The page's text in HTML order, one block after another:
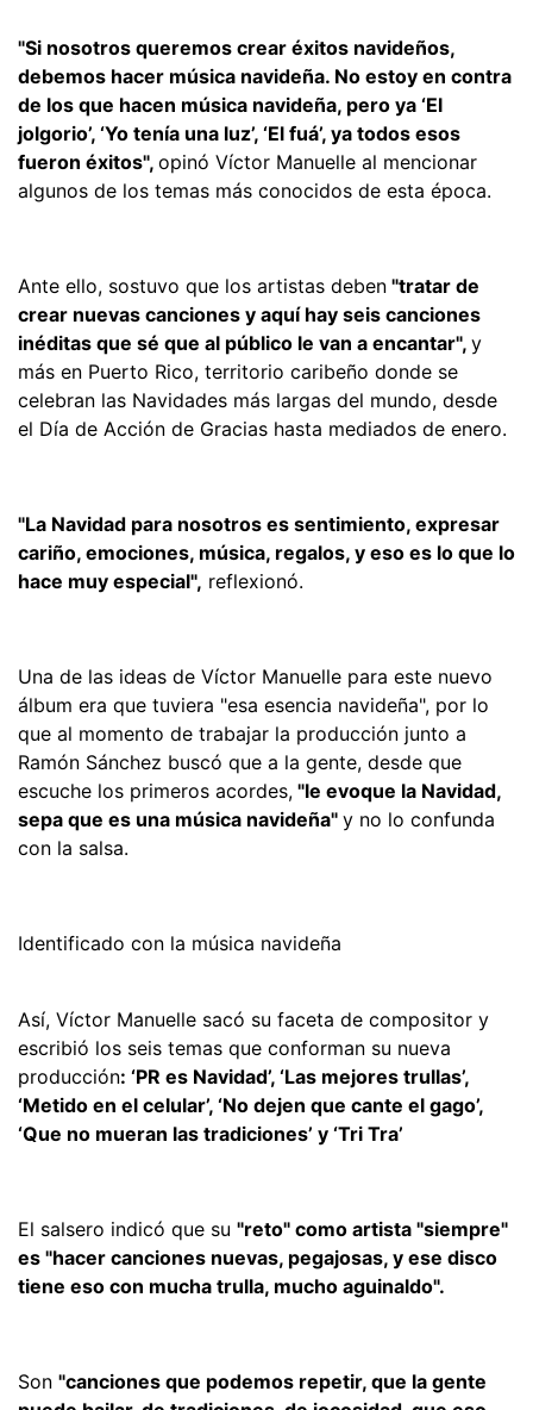
"Si nosotros queremos crear éxitos navideños,
debemos hacer música navideña. No estoy en contra
de los que hacen música navideña, pero ya ‘El
jolgorio’, ‘Yo tenía una luz’, ‘El fuá’, ya todos esos
fueron éxitos", opinó Víctor Manuelle al mencionar
algunos de los temas más conocidos de esta época.
Ante ello, sostuvo que los artistas deben "tratar de
crear nuevas canciones y aquí hay seis canciones
inéditas que sé que al público le van a encantar", y
más en Puerto Rico, territorio caribeño donde se
celebran las Navidades más largas del mundo, desde
el Día de Acción de Gracias hasta mediados de enero.
"La Navidad para nosotros es sentimiento, expresar
cariño, emociones, música, regalos, y eso es lo que lo
hace muy especial", reflexionó.
Una de las ideas de Víctor Manuelle para este nuevo
álbum era que tuviera "esa esencia navideña", por lo
que al momento de trabajar la producción junto a
Ramón Sánchez buscó que a la gente, desde que
escuche los primeros acordes, "le evoque la Navidad,
sepa que es una música navideña" y no lo confunda
con la salsa.
Identificado con la música navideña
Así, Víctor Manuelle sacó su faceta de compositor y
escribió los seis temas que conforman su nueva
producción: ‘PR es Navidad’, ‘Las mejores trullas’,
‘Metido en el celular’, ‘No dejen que cante el gago’,
‘Que no mueran las tradiciones’ y ‘Tri Tra’
El salsero indicó que su "reto" como artista "siempre"
es "hacer canciones nuevas, pegajosas, y ese disco
tiene eso con mucha trulla, mucho aguinaldo".
Son "canciones que podemos repetir, que la gente